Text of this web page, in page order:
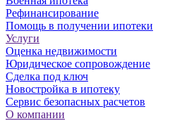
Рефинансирование
Помощь в получении ипотеки
Услуги
Оценка недвижимости
Юридическое сопровождение
Сделка под ключ
Новостройка в ипотеку
Сервис безопасных расчетов
О компании